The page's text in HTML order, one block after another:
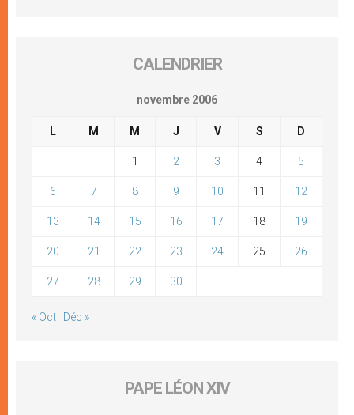
CALENDRIER
novembre 2006
L M M J V S D
1 2 3 4 5
6 7 8 9 10 11 12
13 14 15 16 17 18 19
20 21 22 23 24 25 26
27 28 29 30
« Oct Déc »
PAPE LÉON XIV